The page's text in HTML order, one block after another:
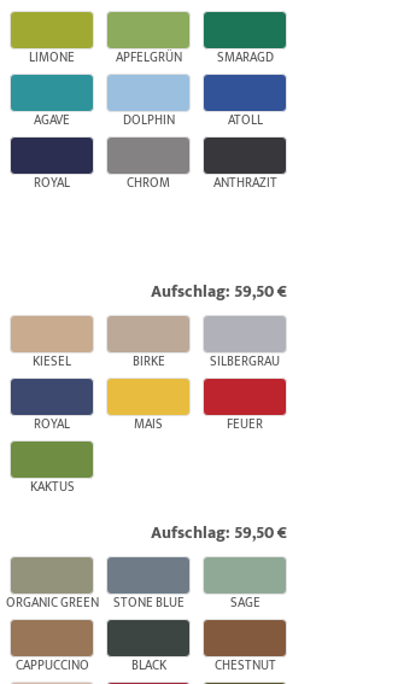
LIMONE APFELGRÜN SMARAGD
AGAVE DOLPHIN ATOLL
ROYAL CHROM ANTHRAZIT
Aufschlag: 59,50 €
KIESEL BIRKE SILBERGRAU
ROYAL MAIS FEUER
KAKTUS
Aufschlag: 59,50 €
ORGANIC GREEN STONE BLUE SAGE
CAPPUCCINO BLACK CHESTNUT